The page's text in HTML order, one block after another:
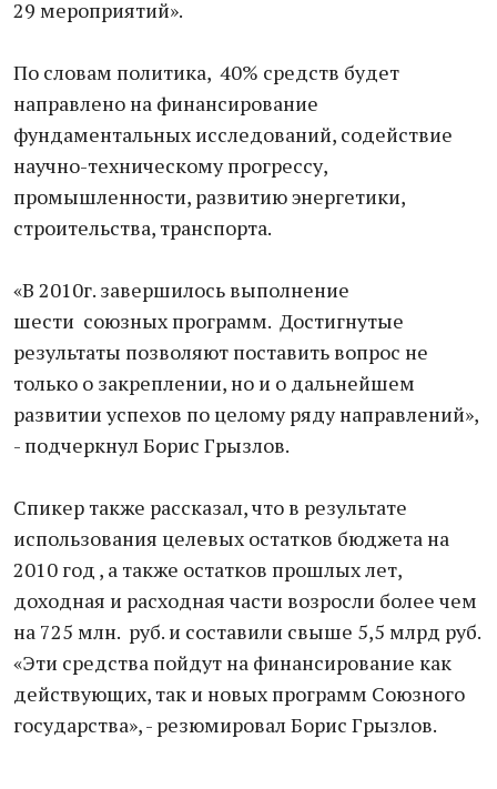
29 мероприятий».
По словам политика, 40% средств будет
направлено на финансирование
фундаментальных исследований, содействие
научно-техническому прогрессу,
промышленности, развитию энергетики,
строительства, транспорта.
«В 2010г. завершилось выполнение
шести союзных программ. Достигнутые
результаты позволяют поставить вопрос не
только о закреплении, но и о дальнейшем
развитии успехов по целому ряду направлений»,
- подчеркнул Борис Грызлов.
Спикер также рассказал, что в результате
использования целевых остатков бюджета на
2010 год , а также остатков прошлых лет,
доходная и расходная части возросли более чем
на 725 млн. руб. и составили свыше 5,5 млрд руб.
«Эти средства пойдут на финансирование как
действующих, так и новых программ Союзного
государства», - резюмировал Борис Грызлов.